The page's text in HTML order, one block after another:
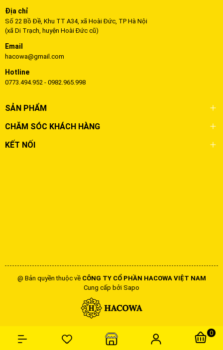
0
Địa chỉ
Số 22 Bồ Đề, Khu TT A34, xã Hoài Đức, TP Hà Nội
(xã Di Trạch, huyện Hoài Đức cũ)
Email
hacowa@gmail.com
Hotline
0773.494.952 - 0982.965.998
SẢN PHẨM
CHĂM SÓC KHÁCH HÀNG
KẾT NỐI
@ Bản quyền thuộc về CÔNG TY CỔ PHẦN HACOWA VIỆT NAM
Cung cấp bởi Sapo